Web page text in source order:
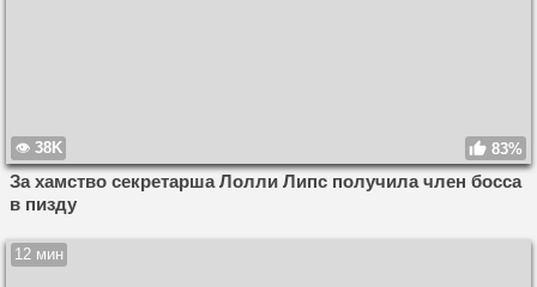
38K 83%
За хамство секретарша Лолли Липс получила член босса
в пизду
12 мин